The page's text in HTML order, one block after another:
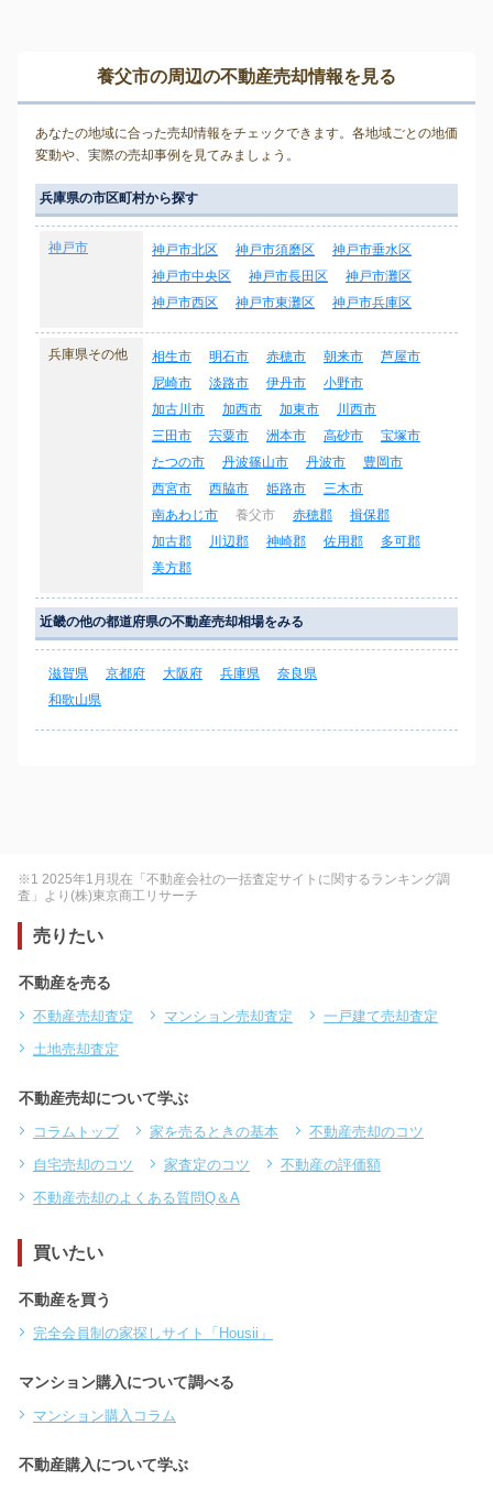
養父市の周辺の不動産売却情報を見る
あなたの地域に合った売却情報をチェックできます。各地域ごとの地価
変動や、実際の売却事例を見てみましょう。
兵庫県の市区町村から探す
神戸市 神戸市北区 神戸市須磨区
神戸市垂水区
神戸市中央区
神戸市長田区
神戸市灘区
神戸市西区
神戸市東灘区 神戸市兵庫区
兵庫県その他 相生市 明石市 赤穂市 朝来市
芦屋市
尼崎市
淡路市 伊丹市
小野市
加古川市
加西市 加東市
川西市
三田市
宍粟市 洲本市 高砂市
宝塚市
たつの市
丹波篠山市 丹波市
豊岡市
西宮市
西脇市 姫路市
三木市
南あわじ市
養父市 赤穂郡
揖保郡
加古郡
川辺郡 神崎郡 佐用郡
多可郡
美方郡
近畿の他の都道府県の不動産売却相場をみる
滋賀県 京都府 大阪府 兵庫県
奈良県
和歌山県
※1 2025年1月現在「不動産会社の一括査定サイトに関するランキング調
査」より(株)東京商工リサーチ
売りたい
不動産を売る
不動産売却査定 マンション売却査定
一戸建て売却査定
土地売却査定
不動産売却について学ぶ
コラムトップ 家を売るときの基本
不動産売却のコツ
自宅売却のコツ
家査定のコツ
不動産の評価額
不動産売却のよくある質問Q＆A
買いたい
不動産を買う
完全会員制の家探しサイト「Housii」
マンション購入について調べる
マンション購入コラム
不動産購入について学ぶ